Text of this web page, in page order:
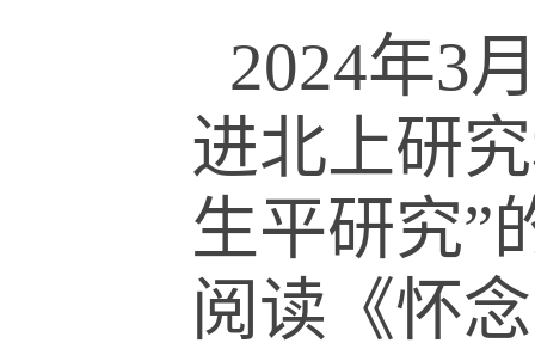
2024年3
进北上研
生平研究”
阅读《怀